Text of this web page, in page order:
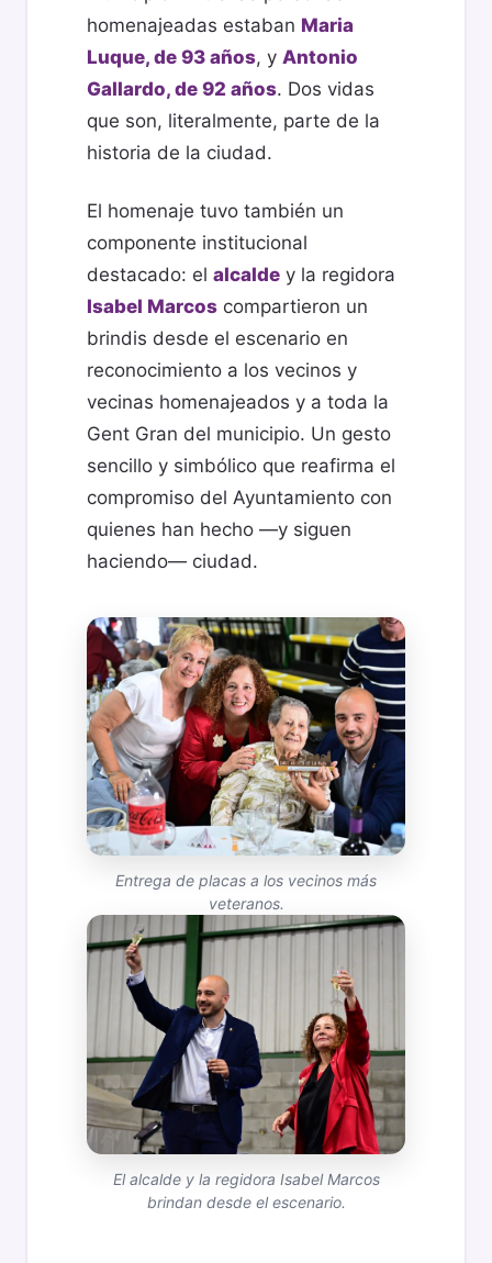
homenajeadas estaban Maria
Luque, de 93 años, y Antonio
Gallardo, de 92 años. Dos vidas
que son, literalmente, parte de la
historia de la ciudad.
El homenaje tuvo también un
componente institucional
destacado: el alcalde y la regidora
Isabel Marcos compartieron un
brindis desde el escenario en
reconocimiento a los vecinos y
vecinas homenajeados y a toda la
Gent Gran del municipio. Un gesto
sencillo y simbólico que reafirma el
compromiso del Ayuntamiento con
quienes han hecho —y siguen
haciendo— ciudad.
Entrega de placas a los vecinos más
veteranos.
El alcalde y la regidora Isabel Marcos
brindan desde el escenario.